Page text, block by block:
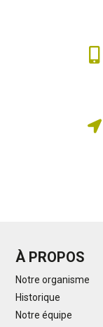

À PROPOS
Notre organisme
Historique
Notre équipe